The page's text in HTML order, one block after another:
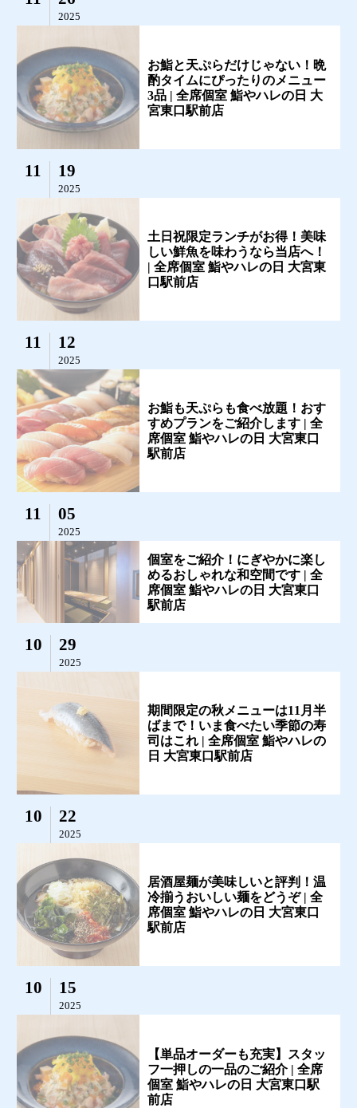
2025
お鮨と天ぷらだけじゃない！晩
酌タイムにぴったりのメニュー
3品 | 全席個室 鮨やハレの日 大
宮東口駅前店
11 19
2025
土日祝限定ランチがお得！美味
しい鮮魚を味わうなら当店へ！
| 全席個室 鮨やハレの日 大宮東
口駅前店
11 12
2025
お鮨も天ぷらも食べ放題！おす
すめプランをご紹介します | 全
席個室 鮨やハレの日 大宮東口
駅前店
11 05
2025
個室をご紹介！にぎやかに楽し
めるおしゃれな和空間です | 全
席個室 鮨やハレの日 大宮東口
駅前店
10 29
2025
期間限定の秋メニューは11月半
ばまで！いま食べたい季節の寿
司はこれ | 全席個室 鮨やハレの
日 大宮東口駅前店
10 22
2025
居酒屋麺が美味しいと評判！温
冷揃うおいしい麺をどうぞ | 全
席個室 鮨やハレの日 大宮東口
駅前店
10 15
2025
【単品オーダーも充実】スタッ
フ一押しの一品のご紹介 | 全席
個室 鮨やハレの日 大宮東口駅
前店